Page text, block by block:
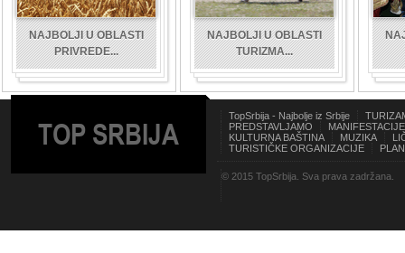
NAJBOLJI U OBLASTI
PRIVREDE...
NAJBOLJI U OBLASTI
TURIZMA...
TOP SRBIJA
TopSrbija - Najbolje iz Srbije
PREDSTAVLJAMO
MANIFESTACIJE
KULTURNA BAŠTINA
MUZIKA
TURISTIČKE ORGANIZACIJE
© 2015 TopSrbija. Sva prava zadržana.